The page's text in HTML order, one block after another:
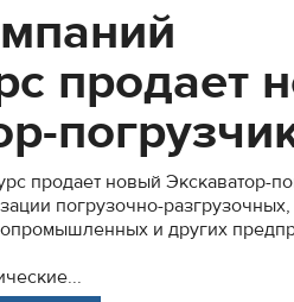
продает
продает новый Экскаватор-
погрузочно-
и других